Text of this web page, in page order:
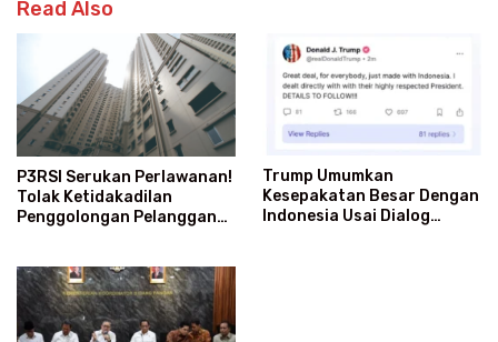
Read Also
P3RSI Serukan Perlawanan!
Tolak Ketidakadilan
Penggolongan Pelanggan
Trump Umumkan
Kesepakatan Besar Dengan
Indonesia Usai Dialog